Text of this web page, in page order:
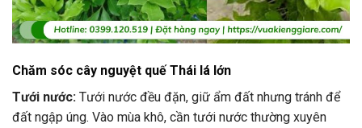
Chăm sóc cây nguyệt quế Thái lá lớn
Tưới nước: Tưới nước đều đặn, giữ ẩm đất nhưng tránh để
đất ngập úng. Vào mùa khô, cần tưới nước thường xuyên